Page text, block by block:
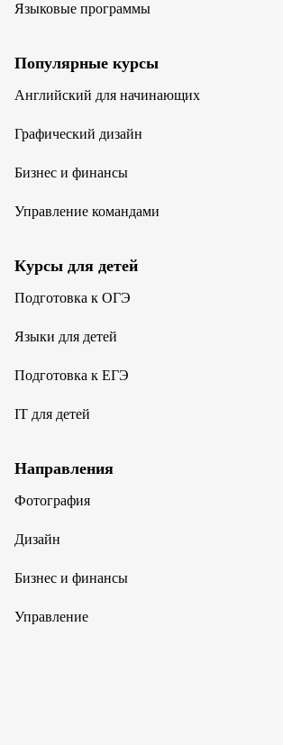
Языковые программы
Популярные курсы
Английский для начинающих
Графический дизайн
Бизнес и финансы
Управление командами
Курсы для детей
Подготовка к ОГЭ
Языки для детей
Подготовка к ЕГЭ
IT для детей
Направления
Фотография
Дизайн
Бизнес и финансы
Управление